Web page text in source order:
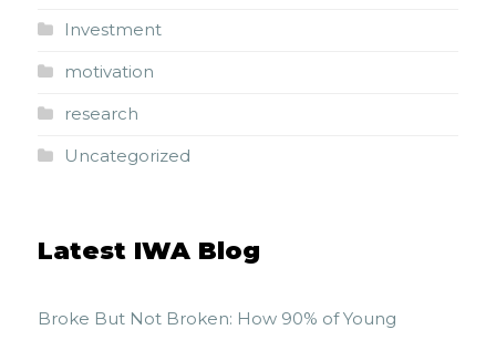
Investment
motivation
research
Uncategorized
Latest IWA Blog
Broke But Not Broken: How 90% of Young